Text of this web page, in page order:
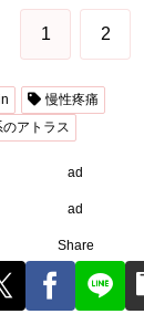
1 2
慢性疼痛
アトラス
ad
ad
Share